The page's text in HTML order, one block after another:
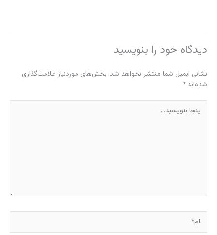
دیدگاه‌ خود را بنویسید
نشانی ایمیل شما منتشر نخواهد شد. بخش‌های موردنیاز علامت‌گذاری
شده‌اند *
بنویسید…